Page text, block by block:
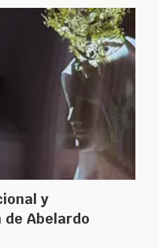
y
de Abelardo